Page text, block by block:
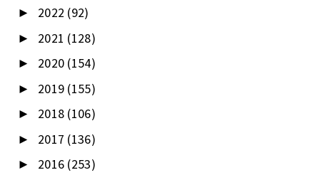
► 2022 (92)
► 2021 (128)
► 2020 (154)
► 2019 (155)
► 2018 (106)
► 2017 (136)
► 2016 (253)